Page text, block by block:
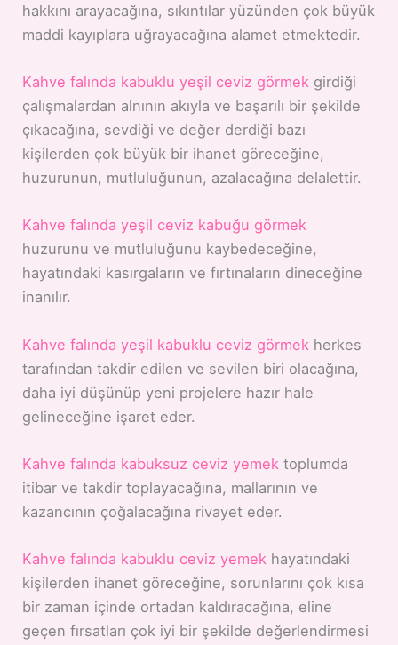
hakkını arayacağına, sıkıntılar yüzünden çok büyük
maddi kayıplara uğrayacağına alamet etmektedir.
Kahve falında kabuklu yeşil ceviz görmek girdiği
çalışmalardan alnının akıyla ve başarılı bir şekilde
çıkacağına, sevdiği ve değer derdiği bazı
kişilerden çok büyük bir ihanet göreceğine,
huzurunun, mutluluğunun, azalacağına delalettir.
Kahve falında yeşil ceviz kabuğu görmek
huzurunu ve mutluluğunu kaybedeceğine,
hayatındaki kasırgaların ve fırtınaların dineceğine
inanılır.
Kahve falında yeşil kabuklu ceviz görmek herkes
tarafından takdir edilen ve sevilen biri olacağına,
daha iyi düşünüp yeni projelere hazır hale
gelineceğine işaret eder.
Kahve falında kabuksuz ceviz yemek toplumda
itibar ve takdir toplayacağına, mallarının ve
kazancının çoğalacağına rivayet eder.
Kahve falında kabuklu ceviz yemek hayatındaki
kişilerden ihanet göreceğine, sorunlarını çok kısa
bir zaman içinde ortadan kaldıracağına, eline
geçen fırsatları çok iyi bir şekilde değerlendirmesi